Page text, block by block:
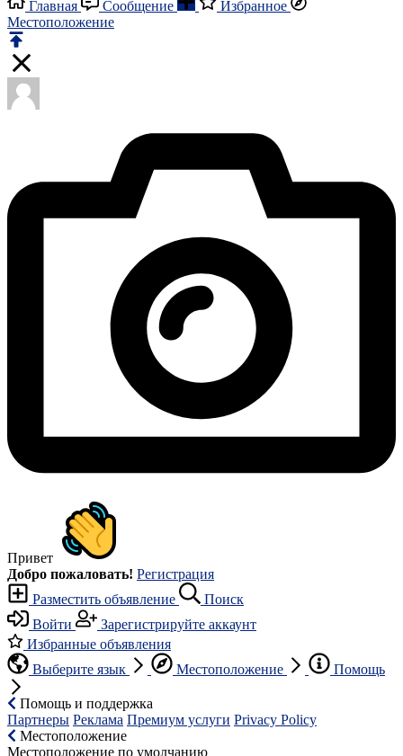
Главная
Сообщение
Избранное
Местоположение
Привет
Добро пожаловать! Регистрация
Разместить объявление
Поиск
Войти
Зарегистрируйте аккаунт
Избранные объявления
Выберите язык
Местоположение Помощь
Помощь и поддержка
Партнеры Реклама Премиум услуги Privacy Policy
Местоположение
Местоположение по умолчанию